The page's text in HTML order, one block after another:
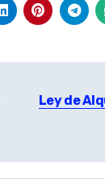
Ley de